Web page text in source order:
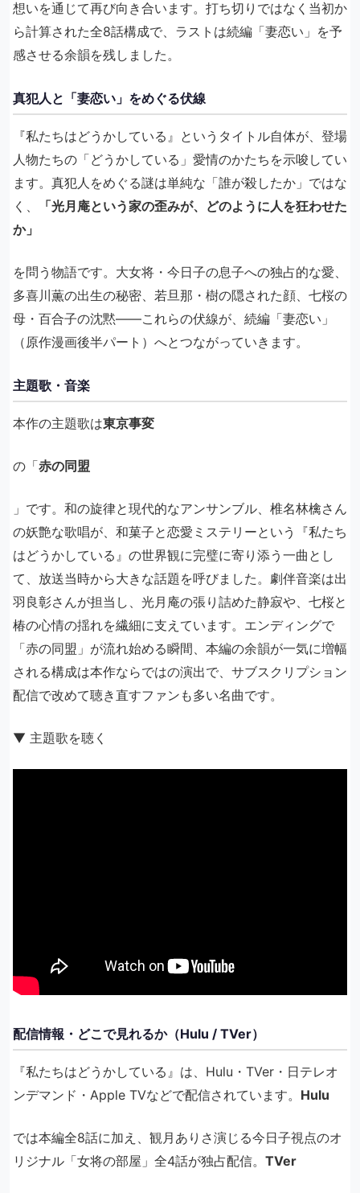
想いを通じて再び向き合います。打ち切りではなく当初か
ら計算された全8話構成で、ラストは続編「妻恋い」を予
感させる余韻を残しました。
真犯人と「妻恋い」をめぐる伏線
『私たちはどうかしている』というタイトル自体が、登場
人物たちの「どうかしている」愛情のかたちを示唆してい
ます。真犯人をめぐる謎は単純な「誰が殺したか」ではな
く、
「光月庵という家の歪みが、どのように人を狂わせた
か」
を問う物語です。大女将・今日子の息子への独占的な愛、
多喜川薫の出生の秘密、若旦那・樹の隠された顔、七桜の
母・百合子の沈黙——これらの伏線が、続編「妻恋い」
（原作漫画後半パート）へとつながっていきます。
主題歌・音楽
本作の主題歌は東京事変
の「赤の同盟
」です。和の旋律と現代的なアンサンブル、椎名林檎さん
の妖艶な歌唱が、和菓子と恋愛ミステリーという『私たち
はどうかしている』の世界観に完璧に寄り添う一曲とし
て、放送当時から大きな話題を呼びました。劇伴音楽は出
羽良彰さんが担当し、光月庵の張り詰めた静寂や、七桜と
椿の心情の揺れを繊細に支えています。エンディングで
「赤の同盟」が流れ始める瞬間、本編の余韻が一気に増幅
される構成は本作ならではの演出で、サブスクリプション
配信で改めて聴き直すファンも多い名曲です。
▼ 主題歌を聴く
配信情報・どこで見れるか（Hulu / TVer）
『私たちはどうかしている』は、Hulu・TVer・日テレオ
ンデマンド・Apple TVなどで配信されています。 Hulu
では本編全8話に加え、観月ありさ演じる今日子視点のオ
リジナル「女将の部屋」全4話が独占配信。 TVer